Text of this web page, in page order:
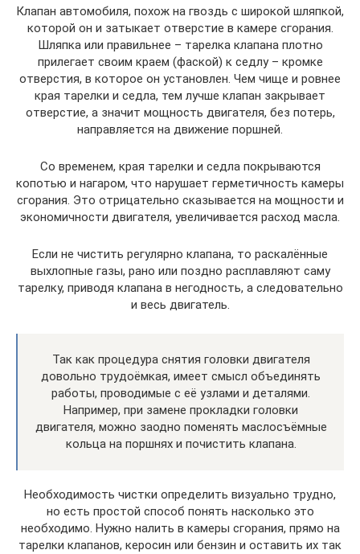
Клапан автомобиля, похож на гвоздь с широкой шляпкой,
которой он и затыкает отверстие в камере сгорания.
Шляпка или правильнее – тарелка клапана плотно
прилегает своим краем (фаской) к седлу – кромке
отверстия, в которое он установлен. Чем чище и ровнее
края тарелки и седла, тем лучше клапан закрывает
отверстие, а значит мощность двигателя, без потерь,
направляется на движение поршней.
Со временем, края тарелки и седла покрываются
копотью и нагаром, что нарушает герметичность камеры
сгорания. Это отрицательно сказывается на мощности и
экономичности двигателя, увеличивается расход масла.
Если не чистить регулярно клапана, то раскалённые
выхлопные газы, рано или поздно расплавляют саму
тарелку, приводя клапана в негодность, а следовательно
и весь двигатель.
Так как процедура снятия головки двигателя
довольно трудоёмкая, имеет смысл объединять
работы, проводимые с её узлами и деталями.
Например, при замене прокладки головки
двигателя, можно заодно поменять маслосъёмные
кольца на поршнях и почистить клапана.
Необходимость чистки определить визуально трудно,
но есть простой способ понять насколько это
необходимо. Нужно налить в камеры сгорания, прямо на
тарелки клапанов, керосин или бензин и оставить их так